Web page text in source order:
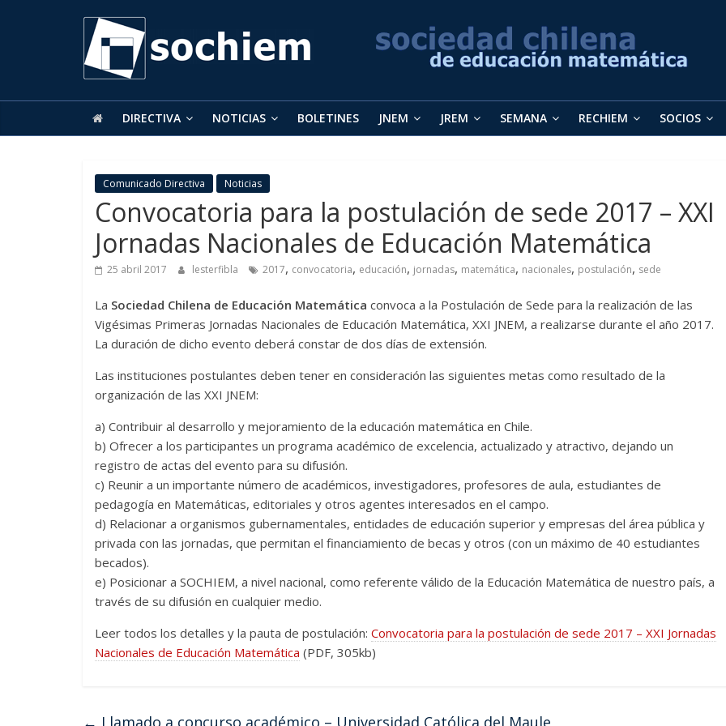
SOCHIEM
Sociedad
Educación
DIRECTIVA NOTICIAS BOLETINES JNEM JREM SEMANA RECHIEM SOCIOS
Comunicado Directiva Noticias
Convocatoria para la postulación de sede 2017 – XXI
Jornadas Nacionales de Educación Matemática
25 abril 2017 lesterfibla 2017, convocatoria, educación, jornadas, matemática, nacionales, postulación, sede
La Sociedad Chilena de Educación Matemática convoca a la Postulación de Sede para la realización de las
Vigésimas Primeras Jornadas Nacionales de Educación Matemática, XXI JNEM, a realizarse durante el año 2017.
La duración de dicho evento deberá constar de dos días de extensión.
Las instituciones postulantes deben tener en consideración las siguientes metas como resultado de la
organización de las XXI JNEM:
a) Contribuir al desarrollo y mejoramiento de la educación matemática en Chile.
b) Ofrecer a los participantes un programa académico de excelencia, actualizado y atractivo, dejando un
registro de actas del evento para su difusión.
c) Reunir a un importante número de académicos, investigadores, profesores de aula, estudiantes de
pedagogía en Matemáticas, editoriales y otros agentes interesados en el campo.
d) Relacionar a organismos gubernamentales, entidades de educación superior y empresas del área pública y
privada con las jornadas, que permitan el financiamiento de becas y otros (con un máximo de 40 estudiantes
becados).
e) Posicionar a SOCHIEM, a nivel nacional, como referente válido de la Educación Matemática de nuestro país, a
través de su difusión en cualquier medio.
Leer todos los detalles y la pauta de postulación: Convocatoria para la postulación de sede 2017 – XXI Jornadas
Nacionales de Educación Matemática (PDF, 305kb)
← Llamado a concurso académico – Universidad Católica del Maule